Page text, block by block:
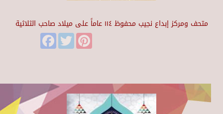
متحف ومركز إبداع نجيب محفوظ ١١٤ عاماً على ميلاد صاحب الثلاثية
FacebookTwitter